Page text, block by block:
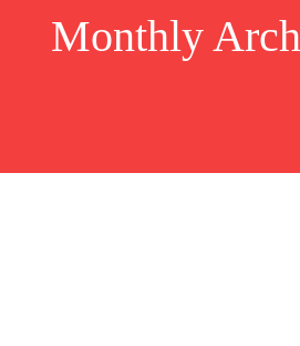
Monthly